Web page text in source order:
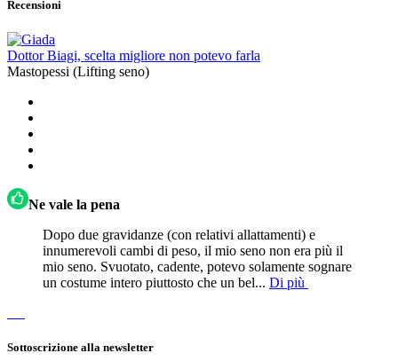
Recensioni
Dottor Biagi, scelta migliore non potevo farla
Mastopessi (Lifting seno)
Ne vale la pena
Dopo due gravidanze (con relativi allattamenti) e
innumerevoli cambi di peso, il mio seno non era più il
mio seno. Svuotato, cadente, potevo solamente sognare
un costume intero piuttosto che un bel... Di più
Sottoscrizione alla newsletter